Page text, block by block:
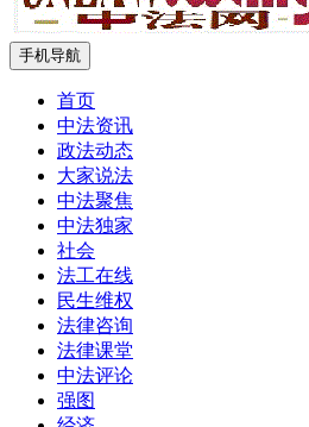
手机导航
首页
中法资讯
政法动态
大家说法
中法聚焦
中法独家
社会
法工在线
民生维权
法律咨询
法律课堂
中法评论
强图